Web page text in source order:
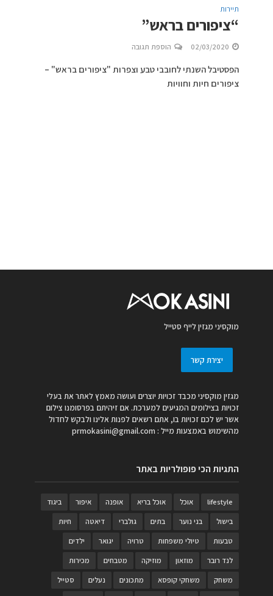
תיירות
“ציפורים בראש”
02/03/2020 הוספת תגובה
הפסטיבל השנתי לחובבי טבע וצפרות "ציפורים בראש" –
ציפורים חיות וחוויות
מוקסיני מגזין לייף סטייל
יצירת קשר
מגזין מוקסיני מכבד זכויות יוצרים ועושה מאמץ לאתר את בעלי
זכויות בצילומים המגיעים למערכת. אם זיהיתם בפרסומנו צילום
אשר יש לכם זכויות בו, אתם רשאים לפנות אלינו ולבקש לחדול
מהשימוש באמצעות מייל : prmokasini@gmail.com
התגיות הכי פופולריות באתר
lifestyle אוכל אוכל בריא אופנה איפור
ביגוד
בישול
בני נוער בתים גולברי דיאטה
חיות
טבעות
טיולי משפחות טרויה יגואר
ילדים
לנד רובר
מוזאון מוזיקה מטבחים
מכירות
משחק
משחקי קופסא מתכונים נעלים
סטייל